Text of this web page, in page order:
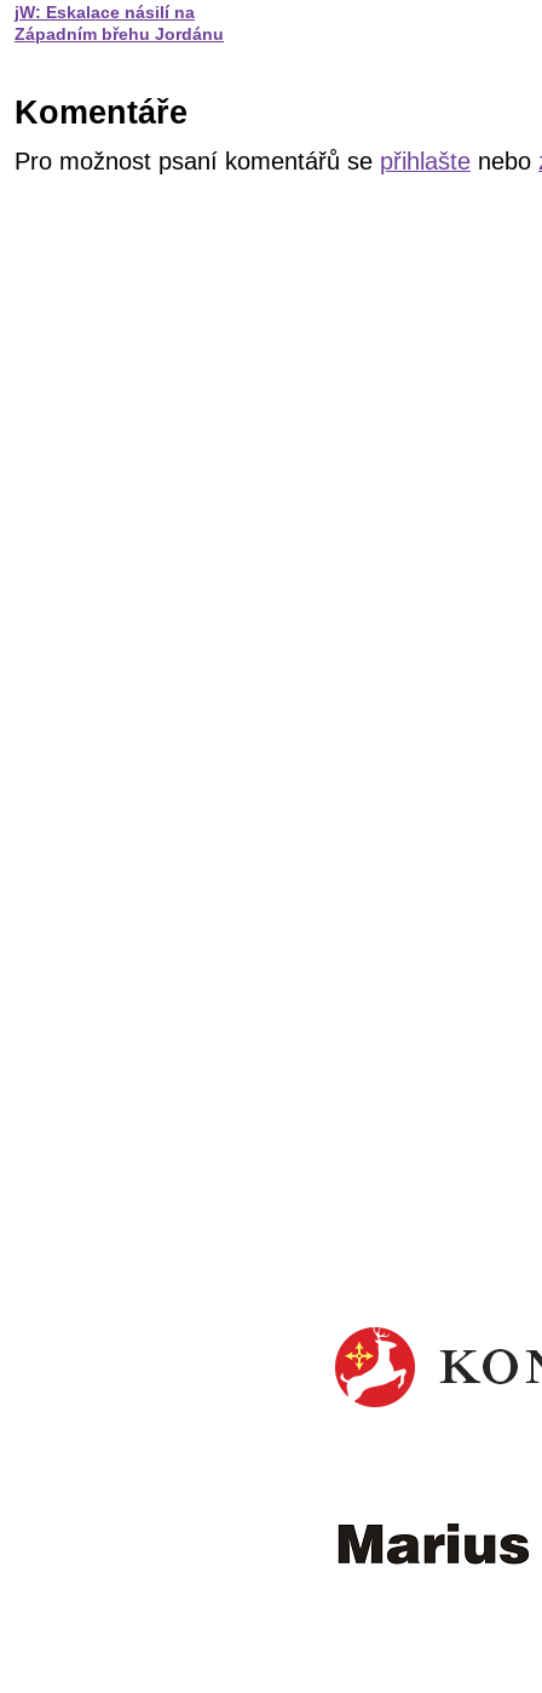
jW: Eskalace násilí na
Západním břehu Jordánu
Komentáře
Pro možnost psaní komentářů se přihlašte nebo